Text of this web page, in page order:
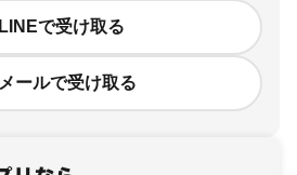
LINEで受け取る
メールで受け取る